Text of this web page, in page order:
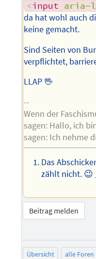
<input aria-
da hat wohl auch
keine gemacht.
Sind Seiten von
verpflichtet,
LLAP 🖖
--
Wenn der
sagen: Hallo, ich
sagen: Ich nehme
Das
zählt nicht. 😉
Beitrag melden
Übersicht alle Foren